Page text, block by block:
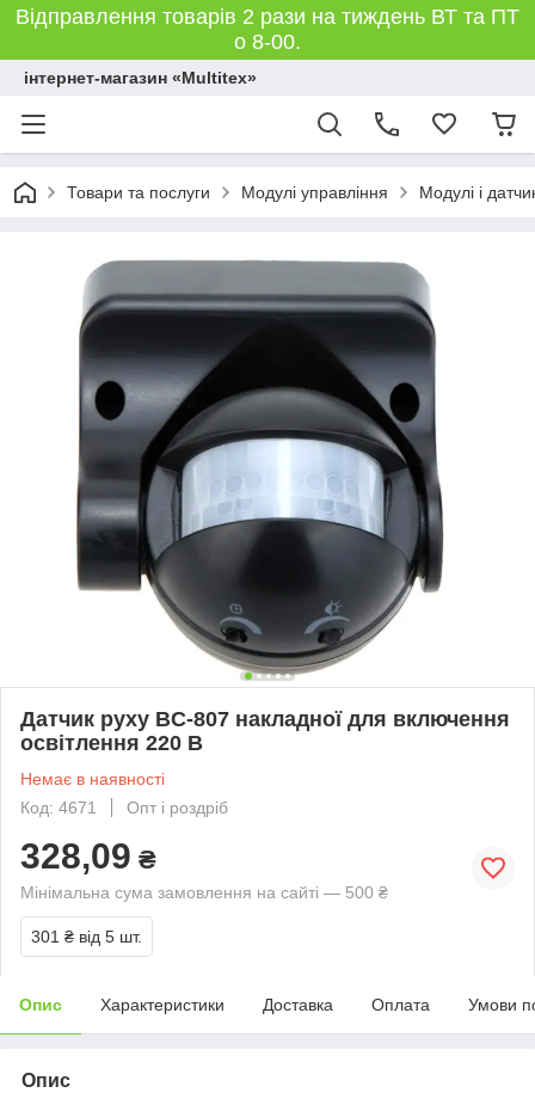
Відправлення товарів 2 рази на тиждень ВТ та ПТ
о 8-00.
інтернет-магазин «Multitex»
Товари та послуги Модулі управління Модулі і
Датчик руху BC-807 накладної для включення
освітлення 220 В
Немає в наявності
Код: 4671
Опт і роздріб
328,09 ₴
Мінімальна сума замовлення на сайті — 500 ₴
301 ₴ від 5 шт.
Опис Характеристики Доставка Оплата Умови
Опис